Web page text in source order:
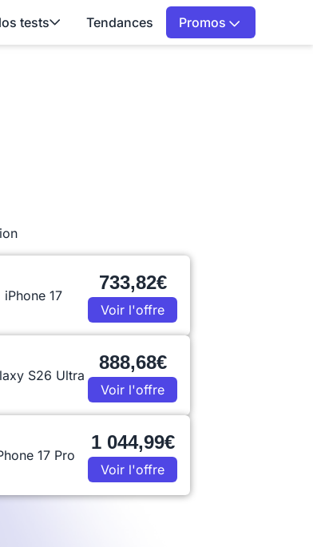
tests Tendances Promos
iPhone 17
733,82€
Voir l'offre
S26 Ultra
888,68€
Voir l'offre
17 Pro
1 044,99€
Voir l'offre